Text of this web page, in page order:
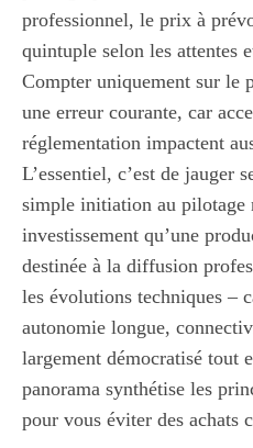
professionnel, le prix à
quintuple selon les attentes
Compter uniquement sur le
une erreur courante, car
réglementation impactent
L’essentiel, c’est de jauger
simple initiation au pilotage
investissement qu’une
destinée à la diffusion
les évolutions techniques –
autonomie longue,
largement démocratisé tout
panorama synthétise les
pour vous éviter des achats